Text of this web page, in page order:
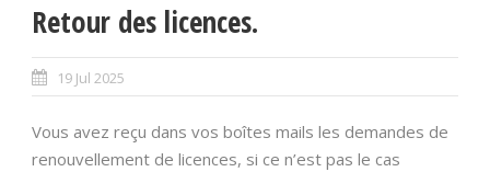
Retour des licences.
19 Jul 2025
Vous avez reçu dans vos boîtes mails les demandes de
renouvellement de licences, si ce n’est pas le cas